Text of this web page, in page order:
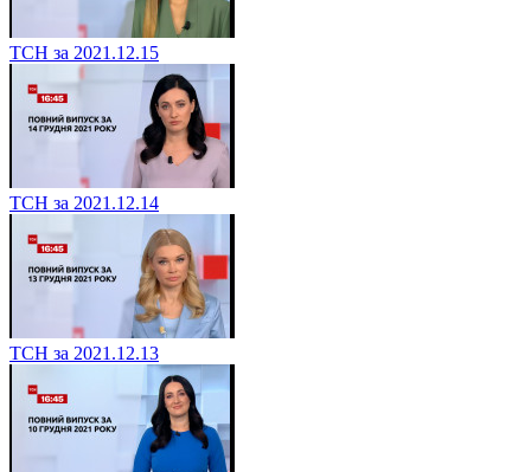
ТСН за 2021.12.15
ТСН за 2021.12.14
ТСН за 2021.12.13